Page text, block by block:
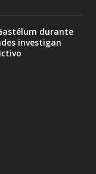
durante
investigan